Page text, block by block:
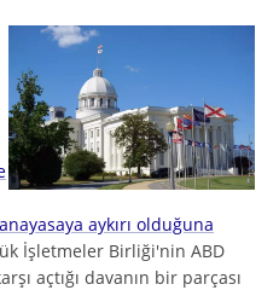
aykırı olduğuna
İşletmeler Birliği'nin ABD
açtığı davanın bir parçası